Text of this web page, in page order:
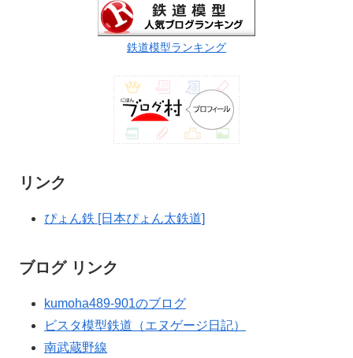
鉄道模型ランキング
リンク
ぴょん鉄 [日本ぴょん太鉄道]
ブログ リンク
kumoha489-901のブログ
ビスタ模型鉄道（エヌゲージ日記）
南武蔵野線